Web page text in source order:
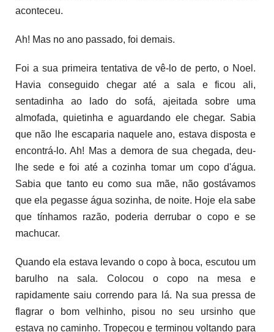
aconteceu.
Ah! Mas no ano passado, foi demais.
Foi a sua primeira tentativa de vê-lo de perto, o Noel.
Havia conseguido chegar até a sala e ficou ali,
sentadinha ao lado do sofá, ajeitada sobre uma
almofada, quietinha e aguardando ele chegar. Sabia
que não lhe escaparia naquele ano, estava disposta e
encontrá-lo. Ah! Mas a demora de sua chegada, deu-
lhe sede e foi até a cozinha tomar um copo d'água.
Sabia que tanto eu como sua mãe, não gostávamos
que ela pegasse água sozinha, de noite. Hoje ela sabe
que tínhamos razão, poderia derrubar o copo e se
machucar.
Quando ela estava levando o copo à boca, escutou um
barulho na sala. Colocou o copo na mesa e
rapidamente saiu correndo para lá. Na sua pressa de
flagrar o bom velhinho, pisou no seu ursinho que
estava no caminho. Tropeçou e terminou voltando para